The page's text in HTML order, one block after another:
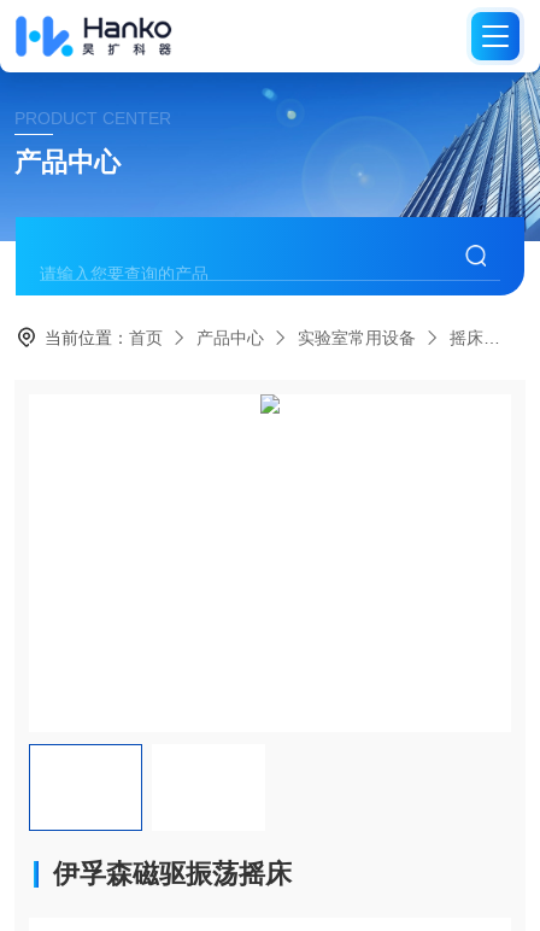
PRODUCT CENTER
产品中心
当前位置：首页 产品中心 实验室常用设备 摇床
伊孚森磁驱振荡摇床